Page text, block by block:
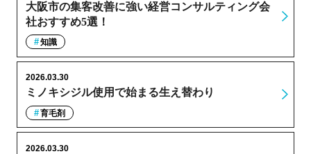
大阪市の集客改善に強い経営コンサルティング会
社おすすめ5選！
知識
ミノキシジル使用で始まる生え替わり
2026.03.30
育毛剤
2026.03.30